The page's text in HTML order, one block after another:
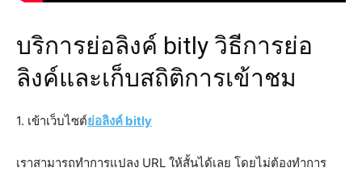
บริการย่อลิงค์ bitly วิธีการย่อ
ลิงค์และเก็บสถิติการเข้าชม
1. เข้าเว็บไซต์ย่อลิงค์ bitly
เราสามารถทำการแปลง URL ให้สั้นได้เลย โดยไม่ต้องทำการ